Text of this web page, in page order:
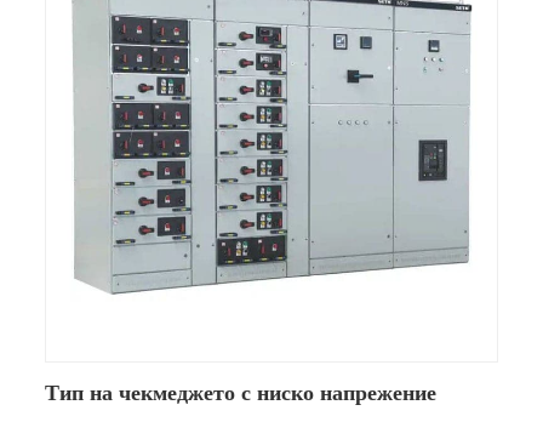
Тип на чекмеджето с ниско напрежение